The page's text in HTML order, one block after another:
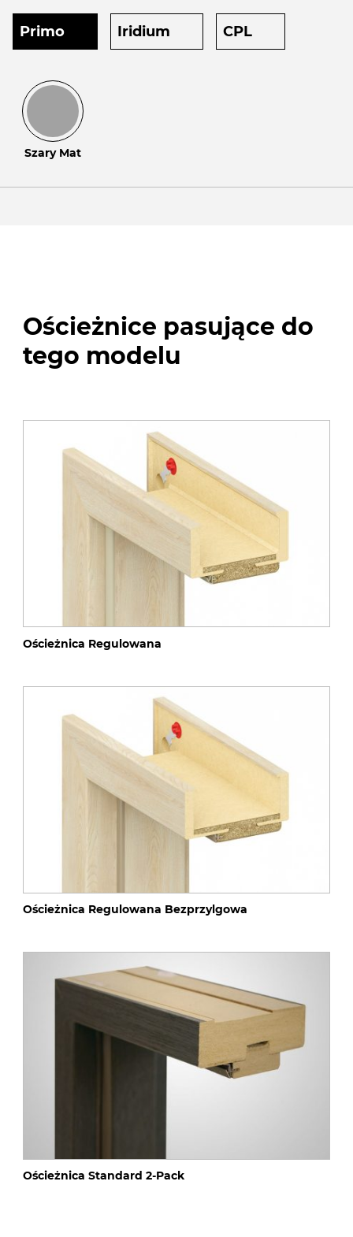
Primo Iridium CPL
Szary Mat
Ościeżnice pasujące do
tego modelu
Ościeżnica Regulowana
Ościeżnica Regulowana Bezprzylgowa
Ościeżnica Standard 2-Pack